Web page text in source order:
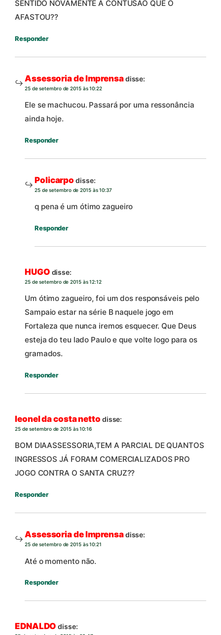
SENTIDO NOVAMENTE A CONTUSÃO QUE O
AFASTOU??
Responder
Assessoria de Imprensadisse:
25 de setembro de 2015 às 10:22
Ele se machucou. Passará por uma ressonância
ainda hoje.
Responder
Policarpo disse:
25 de setembro de 2015 às 10:37
q pena é um ótimo zagueiro
Responder
HUGO disse:
25 de setembro de 2015 às 12:12
Um ótimo zagueiro, foi um dos responsáveis pelo
Sampaio estar na série B naquele jogo em
Fortaleza que nunca iremos esquecer. Que Deus
esteja do teu lado Paulo e que volte logo para os
gramados.
Responder
leonel da costa netto disse:
25 de setembro de 2015 às 10:16
BOM DIAASSESSORIA,TEM A PARCIAL DE QUANTOS
INGRESSOS JÁ FORAM COMERCIALIZADOS PRO
JOGO CONTRA O SANTA CRUZ??
Responder
Assessoria de Imprensadisse:
25 de setembro de 2015 às 10:21
Até o momento não.
Responder
EDNALDO disse: